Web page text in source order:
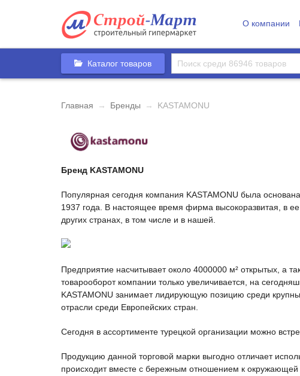
О компании
Каталог товаров
Главная → Бренды → KASTAMONU
Бренд KASTAMONU
Популярная сегодня компания KASTAMONU была
1937 года. В настоящее время фирма высокоразвитая, в
других странах, в том числе и в нашей.
Предприятие насчитывает около 4000000 м² открытых, а
товарооборот компании только увеличивается, на
KASTAMONU занимает лидирующую позицию среди
отрасли среди Европейских стран.
Сегодня в ассортименте турецкой организации можно
Продукцию данной торговой марки выгодно отличает
происходит вместе с бережным отношением к